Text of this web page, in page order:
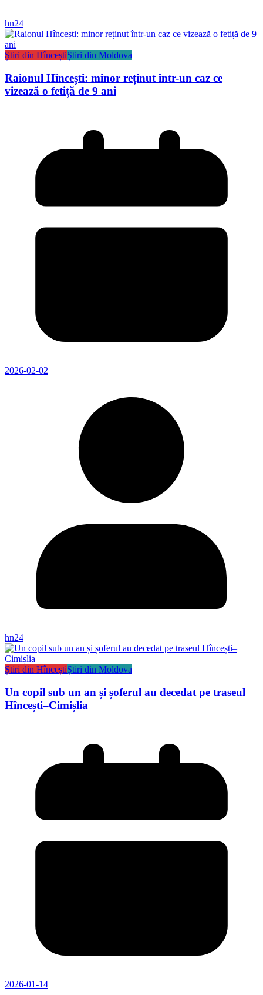
hn24
Știri din HînceștiȘtiri din Moldova
Raionul Hîncești: minor reținut într-un caz ce
vizează o fetiță de 9 ani
2026-02-02
hn24
Știri din HînceștiȘtiri din Moldova
Un copil sub un an și șoferul au decedat pe traseul
Hîncești–Cimișlia
2026-01-14